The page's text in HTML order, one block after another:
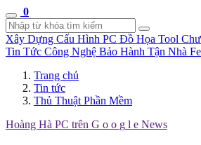
0
Xây Dựng Cấu Hình PC Đồ Họa Tool
Tin Tức Công Nghệ Bảo Hành Tận Nhà
Trang chủ
Tin tức
Thủ Thuật Phần Mềm
Hoàng Hà PC trên G o o g l e News